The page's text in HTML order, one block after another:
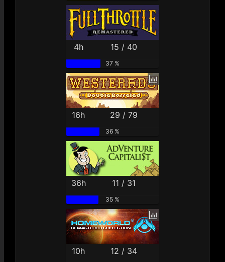
4h 15 / 40
37 %
16h 29 / 79
36 %
36h 11 / 31
35 %
10h 12 / 34